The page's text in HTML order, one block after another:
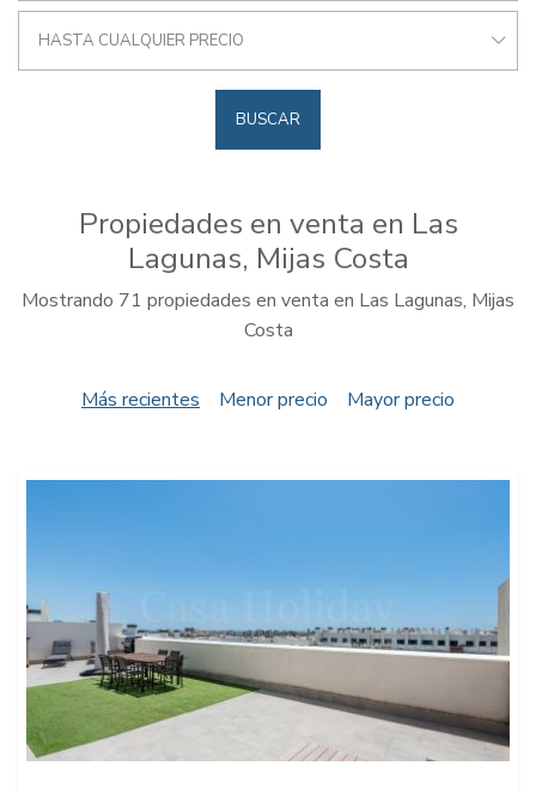
HASTA CUALQUIER PRECIO
BUSCAR
Propiedades en venta en Las
Lagunas, Mijas Costa
Mostrando 71 propiedades en venta en Las Lagunas, Mijas
Costa
Más recientes Menor precio Mayor precio